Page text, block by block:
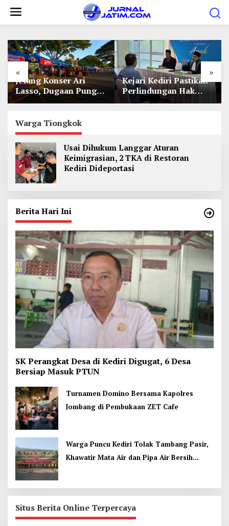
« »
Jelang Konser Ari
Lasso, Dugaan Pungli
Lapak UMKM di Hari
Kejari Kediri Pastikan
Perlindungan Hak
Anak Lewat Penetapan
Warga Tiongkok
Usai Dihukum Langgar Aturan
Keimigrasian, 2 TKA di Restoran
Kediri Dideportasi
Berita Hari Ini
SK Perangkat Desa di Kediri Digugat, 6 Desa
Bersiap Masuk PTUN
Turnamen Domino Bersama Kapolres
Jombang di Pembukaan ZET Cafe
Warga Puncu Kediri Tolak Tambang Pasir,
Khawatir Mata Air dan Pipa Air Bersih
Situs Berita Online Terpercaya